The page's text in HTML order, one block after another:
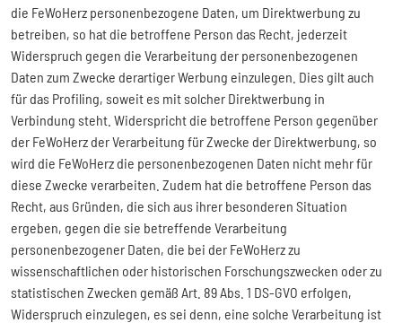
die FeWoHerz personenbezogene Daten, um Direktwerbung zu
betreiben, so hat die betroffene Person das Recht, jederzeit
Widerspruch gegen die Verarbeitung der personenbezogenen
Daten zum Zwecke derartiger Werbung einzulegen. Dies gilt auch
für das Profiling, soweit es mit solcher Direktwerbung in
Verbindung steht. Widerspricht die betroffene Person gegenüber
der FeWoHerz der Verarbeitung für Zwecke der Direktwerbung, so
wird die FeWoHerz die personenbezogenen Daten nicht mehr für
diese Zwecke verarbeiten. Zudem hat die betroffene Person das
Recht, aus Gründen, die sich aus ihrer besonderen Situation
ergeben, gegen die sie betreffende Verarbeitung
personenbezogener Daten, die bei der FeWoHerz zu
wissenschaftlichen oder historischen Forschungszwecken oder zu
statistischen Zwecken gemäß Art. 89 Abs. 1 DS-GVO erfolgen,
Widerspruch einzulegen, es sei denn, eine solche Verarbeitung ist